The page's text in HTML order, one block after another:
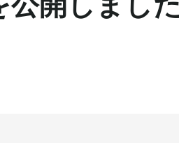
ホテル事業
ホテル事業